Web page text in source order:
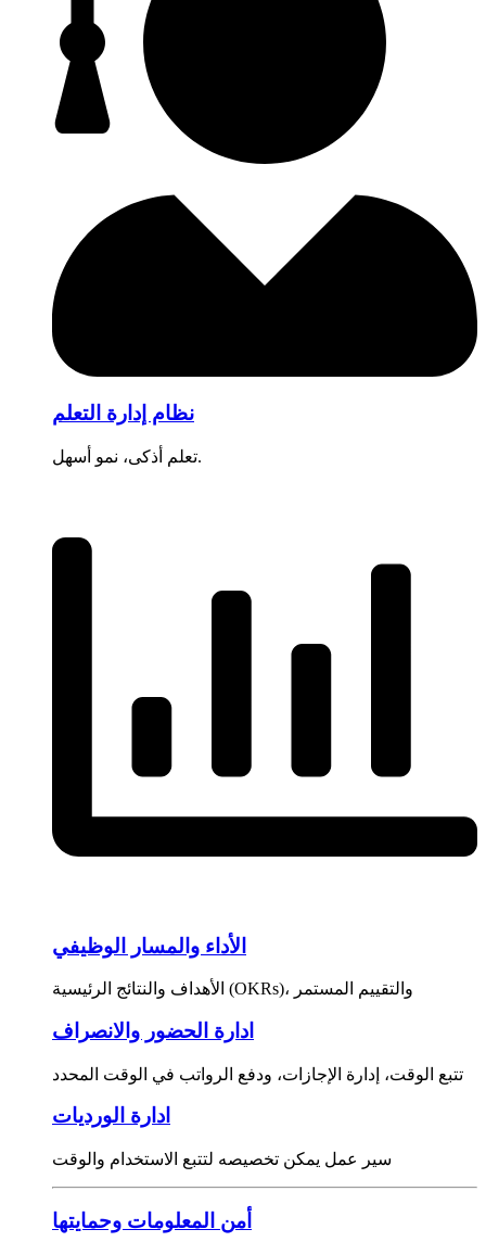
نظام إدارة التعلم
تعلم أذكى، نمو أسهل.
الأداء والمسار الوظيفي
الأهداف والنتائج الرئيسية (OKRs)، والتقييم المستمر
ادارة الحضور والانصراف
تتبع الوقت، إدارة الإجازات، ودفع الرواتب في الوقت المحدد
ادارة الورديات
سير عمل يمكن تخصيصه لتتبع الاستخدام والوقت
أمن المعلومات وحمايتها